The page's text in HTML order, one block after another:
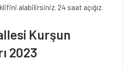
alabilirsiniz. 24 saat açığız.
Kurşun
2023